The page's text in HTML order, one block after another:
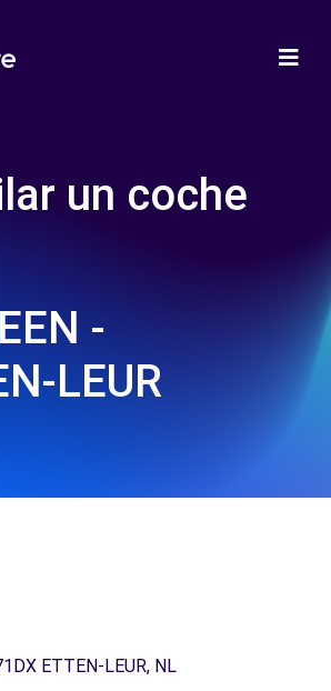
un coche
-
LEUR
ETTEN-LEUR, NL